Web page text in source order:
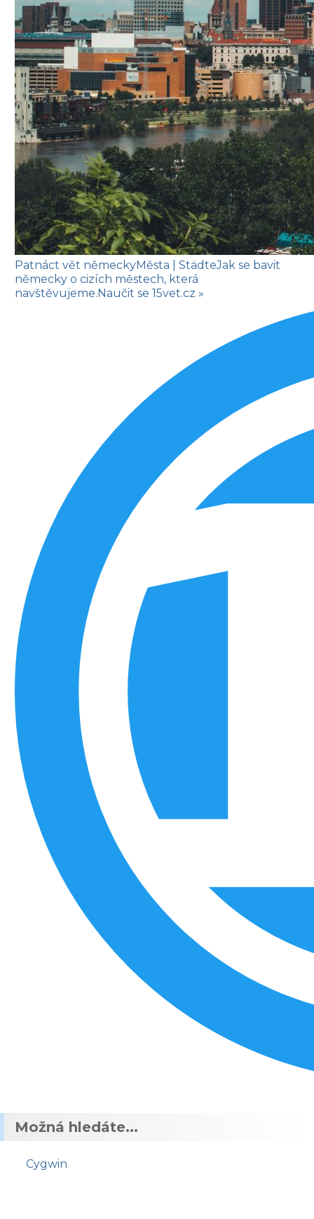
Patnáct vět německyMěsta | StädteJak se bavit
německy o cizích městech, která
navštěvujeme.Naučit se 15vet.cz »
Možná hledáte...
Cygwin